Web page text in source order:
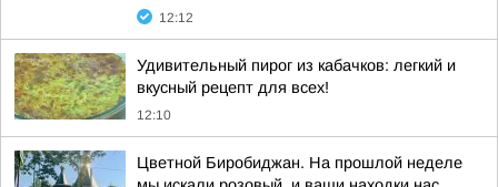
12:12
Удивительный пирог из кабачков: легкий и
вкусный рецепт для всех!
12:10
Цветной Биробиджан. На прошлой неделе